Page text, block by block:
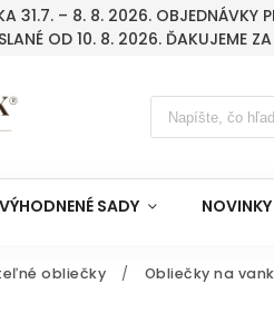
31.7. – 8. 8. 2026. OBJEDNÁVKY
OD 10. 8. 2026. ĎAKUJEME
SADY NOVINKY
obliečky / Obliečky na